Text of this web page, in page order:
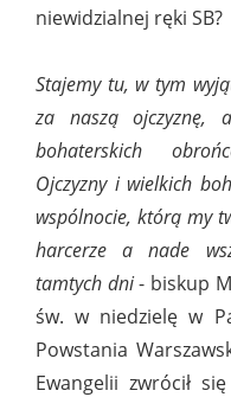
niewidzialnej ręki SB?
Stajemy tu, w tym
za naszą ojczyznę,
bohaterskich
Ojczyzny i wielkich
wspólnocie, którą my
harcerze a nade
tamtych dni- biskup
św. w niedzielę w
Powstania
Ewangelii zwrócił